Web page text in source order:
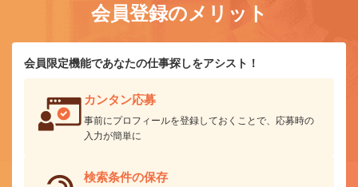
会員登録のメリット
会員限定機能であなたの仕事探しをアシスト！
カンタン応募
事前にプロフィールを登録しておくことで、応募時の
入力が簡単に
検索条件の保存